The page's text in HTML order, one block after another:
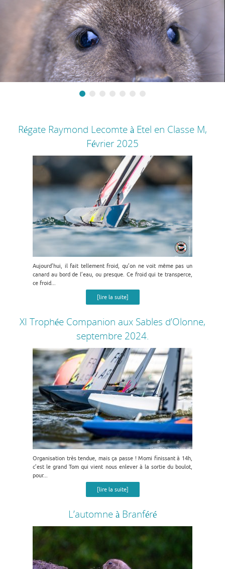
Le Parc de Branféré, mars 2015
Le parc n’est ouvert en ce tout début de saison que l’après-
midi. Je n’ai jamais vu le site d’aussi bonne heure, sur une
demie journée,...
Régate Raymond Lecomte à Etel en Classe M,
Février 2025
Aujourd’hui, il fait tellement froid, qu’on ne voit même pas un
canard au bord de l’eau, ou presque. Ce froid qui te transperce,
ce froid...
[lire la suite]
XI Trophée Companion aux Sables d’Olonne,
septembre 2024.
Organisation très tendue, mais ça passe ! Momi finissant à 14h,
c’est le grand Tom qui vient nous enlever à la sortie du boulot,
pour...
[lire la suite]
L’automne à Branféré